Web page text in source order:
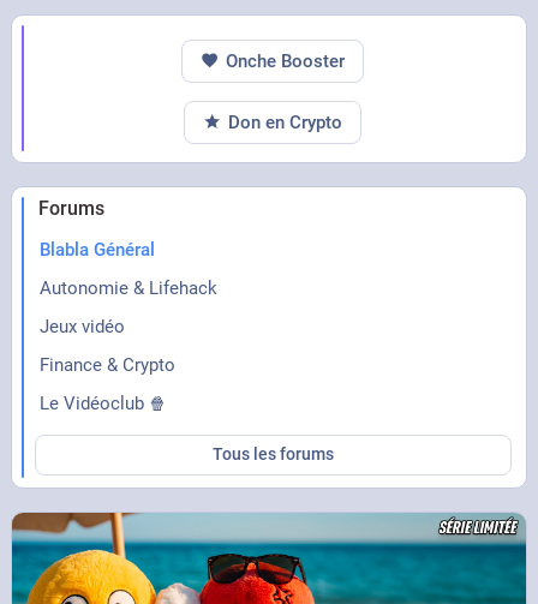
Forums
Blabla Général
Autonomie & Lifehack
Jeux vidéo
Finance & Crypto
Le Vidéoclub 🍿
Tous les forums
Onche Booster
Don en Crypto